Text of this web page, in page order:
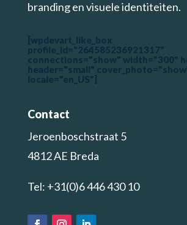
branding en visuele identiteiten.
[wpdevart_like_box
profile_id="264585236921317"
connections="show" width="300"
header="small" cover_photo="show"
locale="en_US"]
Contact
Jeroenboschstraat 5
4812 AE Breda
Tel: +31(0)6 446 430 10